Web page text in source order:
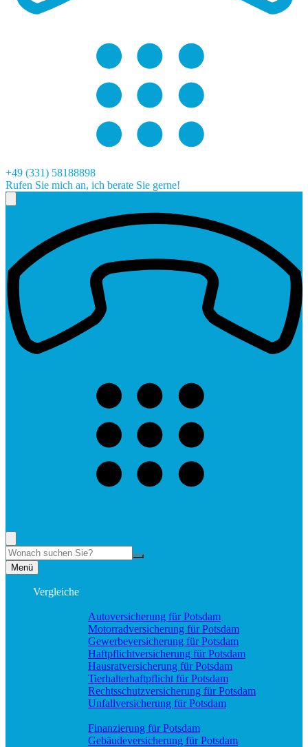
+49 (331) 58188898
Rufen Sie mich an, ich berate Sie gerne!
Suche
Menü
Vergleiche
Autoversicherung für Potsdam
Motorradversicherung für Potsdam
Gewerbeversicherung für Potsdam
Haftpflichtversicherung für Potsdam
Hausratversicherung für Potsdam
Tierhalterhaftpflicht für Potsdam
Rechtsschutzversicherung für Potsdam
Unfallversicherung für Potsdam
Finanzierung für Potsdam
Gebäudeversicherung für Potsdam